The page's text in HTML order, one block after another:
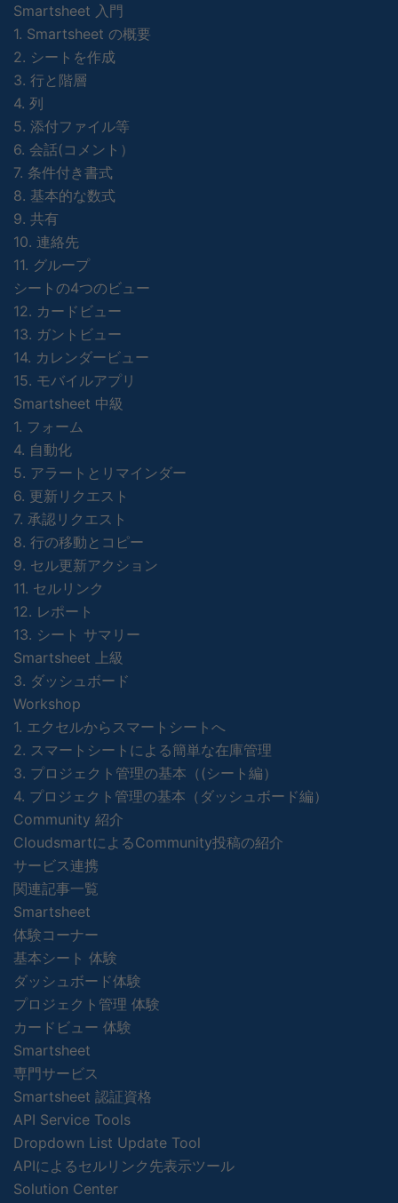
Smartsheet 入門
1. Smartsheet の概要
2. シートを作成
3. 行と階層
4. 列
5. 添付ファイル等
6. 会話(コメント）
7. 条件付き書式
8. 基本的な数式
9. 共有
10. 連絡先
11. グループ
シートの4つのビュー
12. カードビュー
13. ガントビュー
14. カレンダービュー
15. モバイルアプリ
Smartsheet 中級
1. フォーム
4. 自動化
5. アラートとリマインダー
6. 更新リクエスト
7. 承認リクエスト
8. 行の移動とコピー
9. セル更新アクション
11. セルリンク
12. レポート
13. シート サマリー
Smartsheet 上級
3. ダッシュボード
Workshop
1. エクセルからスマートシートへ
2. スマートシートによる簡単な在庫管理
3. プロジェクト管理の基本（(シート編）
4. プロジェクト管理の基本（ダッシュボード編）
Community 紹介
CloudsmartによるCommunity投稿の紹介
サービス連携
関連記事一覧
Smartsheet
体験コーナー
基本シート 体験
ダッシュボード体験
プロジェクト管理 体験
カードビュー 体験
Smartsheet
専門サービス
Smartsheet 認証資格
API Service Tools
Dropdown List Update Tool
APIによるセルリンク先表示ツール
Solution Center